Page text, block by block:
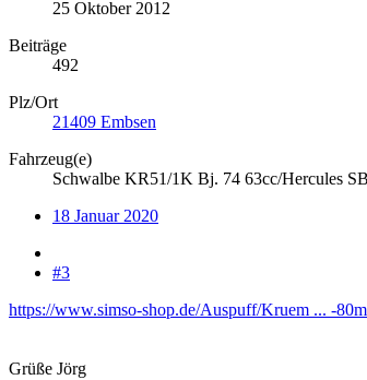
25 Oktober 2012
Beiträge
492
Plz/Ort
21409 Embsen
Fahrzeug(e)
Schwalbe KR51/1K Bj. 74 63cc/Hercules
18 Januar 2020
#3
https://www.simso-shop.de/Auspuff/Kruem ... -
Grüße Jörg